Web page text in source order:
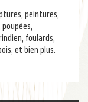
peintures,
foulards,
et bien plus.